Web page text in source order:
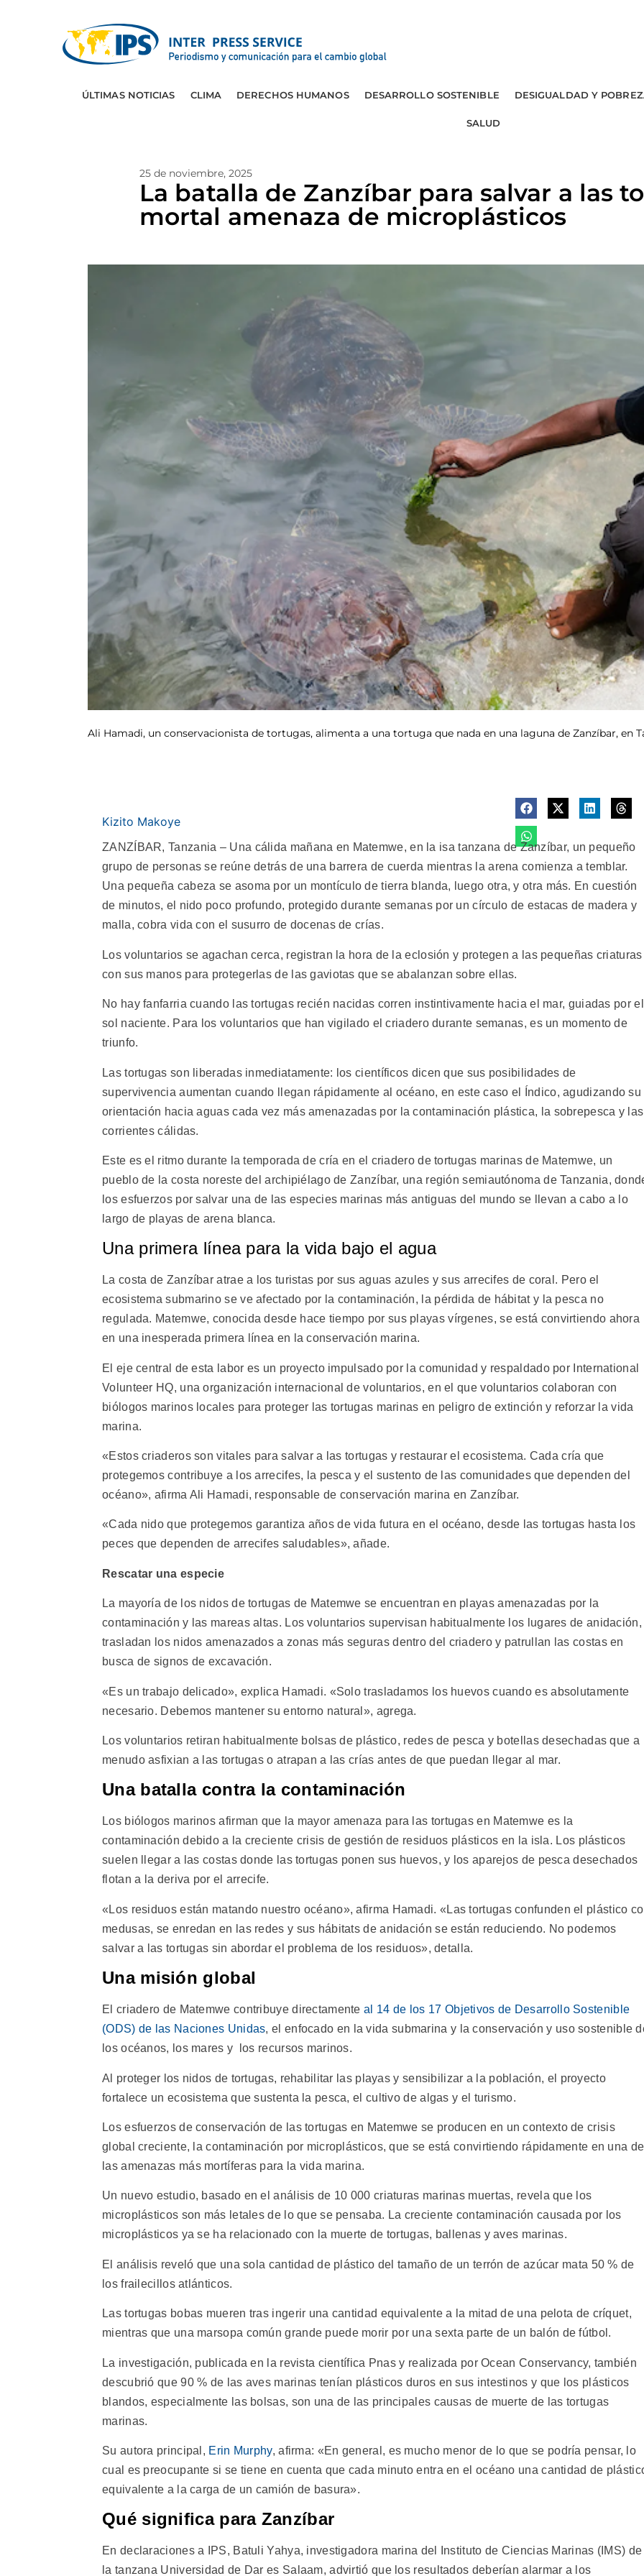
ÚLTIMAS NOTICIAS CLIMA DERECHOS HUMANOS DESARROLLO SOSTENIBLE DESIGUALDAD Y
SALUD
25 de noviembre, 2025
La batalla de Zanzíbar para salvar a las
mortal amenaza de microplásticos
Ali Hamadi, un conservacionista de tortugas, alimenta a una tortuga que nada en una laguna de Zanzíbar, en
Kizito Makoye
ZANZÍBAR, Tanzania – Una cálida mañana en Matemwe, en la isa tanzana de Zanzíbar, un pequeño
grupo de personas se reúne detrás de una barrera de cuerda mientras la arena comienza a temblar.
Una pequeña cabeza se asoma por un montículo de tierra blanda, luego otra, y otra más. En cuestión
de minutos, el nido poco profundo, protegido durante semanas por un círculo de estacas de madera y
malla, cobra vida con el susurro de docenas de crías.
Los voluntarios se agachan cerca, registran la hora de la eclosión y protegen a las pequeñas criaturas
con sus manos para protegerlas de las gaviotas que se abalanzan sobre ellas.
No hay fanfarria cuando las tortugas recién nacidas corren instintivamente hacia el mar, guiadas por el
sol naciente. Para los voluntarios que han vigilado el criadero durante semanas, es un momento de
triunfo.
Las tortugas son liberadas inmediatamente: los científicos dicen que sus posibilidades de
supervivencia aumentan cuando llegan rápidamente al océano, en este caso el Índico, agudizando su
orientación hacia aguas cada vez más amenazadas por la contaminación plástica, la sobrepesca y las
corrientes cálidas.
Este es el ritmo durante la temporada de cría en el criadero de tortugas marinas de Matemwe, un
pueblo de la costa noreste del archipiélago de Zanzíbar, una región semiautónoma de Tanzania,
los esfuerzos por salvar una de las especies marinas más antiguas del mundo se llevan a cabo a lo
largo de playas de arena blanca.
Una primera línea para la vida bajo el agua
La costa de Zanzíbar atrae a los turistas por sus aguas azules y sus arrecifes de coral. Pero el
ecosistema submarino se ve afectado por la contaminación, la pérdida de hábitat y la pesca no
regulada. Matemwe, conocida desde hace tiempo por sus playas vírgenes, se está convirtiendo ahora
en una inesperada primera línea en la conservación marina.
El eje central de esta labor es un proyecto impulsado por la comunidad y respaldado por International
Volunteer HQ, una organización internacional de voluntarios, en el que voluntarios colaboran con
biólogos marinos locales para proteger las tortugas marinas en peligro de extinción y reforzar la vida
marina.
«Estos criaderos son vitales para salvar a las tortugas y restaurar el ecosistema. Cada cría que
protegemos contribuye a los arrecifes, la pesca y el sustento de las comunidades que dependen del
océano», afirma Ali Hamadi, responsable de conservación marina en Zanzíbar.
«Cada nido que protegemos garantiza años de vida futura en el océano, desde las tortugas hasta los
peces que dependen de arrecifes saludables», añade.
Rescatar una especie
La mayoría de los nidos de tortugas de Matemwe se encuentran en playas amenazadas por la
contaminación y las mareas altas. Los voluntarios supervisan habitualmente los lugares de anidación,
trasladan los nidos amenazados a zonas más seguras dentro del criadero y patrullan las costas en
busca de signos de excavación.
«Es un trabajo delicado», explica Hamadi. «Solo trasladamos los huevos cuando es absolutamente
necesario. Debemos mantener su entorno natural», agrega.
Los voluntarios retiran habitualmente bolsas de plástico, redes de pesca y botellas desechadas que a
menudo asfixian a las tortugas o atrapan a las crías antes de que puedan llegar al mar.
Una batalla contra la contaminación
Los biólogos marinos afirman que la mayor amenaza para las tortugas en Matemwe es la
contaminación debido a la creciente crisis de gestión de residuos plásticos en la isla. Los plásticos
suelen llegar a las costas donde las tortugas ponen sus huevos, y los aparejos de pesca desechados
flotan a la deriva por el arrecife.
«Los residuos están matando nuestro océano», afirma Hamadi. «Las tortugas confunden el plástico
medusas, se enredan en las redes y sus hábitats de anidación se están reduciendo. No podemos
salvar a las tortugas sin abordar el problema de los residuos», detalla.
Una misión global
El criadero de Matemwe contribuye directamente al 14 de los 17 Objetivos de Desarrollo Sostenible
(ODS) de las Naciones Unidas, el enfocado en la vida submarina y la conservación y uso sostenible
los océanos, los mares y los recursos marinos.
Al proteger los nidos de tortugas, rehabilitar las playas y sensibilizar a la población, el proyecto
fortalece un ecosistema que sustenta la pesca, el cultivo de algas y el turismo.
Los esfuerzos de conservación de las tortugas en Matemwe se producen en un contexto de crisis
global creciente, la contaminación por microplásticos, que se está convirtiendo rápidamente en una de
las amenazas más mortíferas para la vida marina.
Un nuevo estudio, basado en el análisis de 10 000 criaturas marinas muertas, revela que los
microplásticos son más letales de lo que se pensaba. La creciente contaminación causada por los
microplásticos ya se ha relacionado con la muerte de tortugas, ballenas y aves marinas.
El análisis reveló que una sola cantidad de plástico del tamaño de un terrón de azúcar mata 50 % de
los frailecillos atlánticos.
Las tortugas bobas mueren tras ingerir una cantidad equivalente a la mitad de una pelota de críquet,
mientras que una marsopa común grande puede morir por una sexta parte de un balón de fútbol.
La investigación, publicada en la revista científica Pnas y realizada por Ocean Conservancy, también
descubrió que 90 % de las aves marinas tenían plásticos duros en sus intestinos y que los plásticos
blandos, especialmente las bolsas, son una de las principales causas de muerte de las tortugas
marinas.
Su autora principal, Erin Murphy, afirma: «En general, es mucho menor de lo que se podría pensar, lo
cual es preocupante si se tiene en cuenta que cada minuto entra en el océano una cantidad de
equivalente a la carga de un camión de basura».
Qué significa para Zanzíbar
En declaraciones a IPS, Batuli Yahya, investigadora marina del Instituto de Ciencias Marinas (IMS) de
la tanzana Universidad de Dar es Salaam, advirtió que los resultados deberían alarmar a los